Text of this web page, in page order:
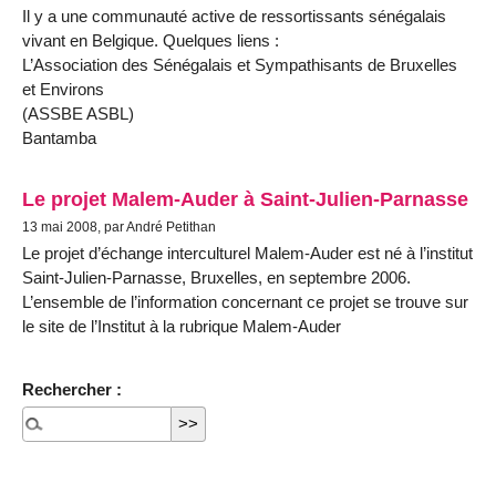
Il y a une communauté active de ressortissants sénégalais
vivant en Belgique. Quelques liens :
L’Association des Sénégalais et Sympathisants de Bruxelles
et Environs
(ASSBE ASBL)
Bantamba
Le projet Malem-Auder à Saint-Julien-Parnasse
13 mai 2008, par André Petithan
Le projet d’échange interculturel Malem-Auder est né à l’institut
Saint-Julien-Parnasse, Bruxelles, en septembre 2006.
L’ensemble de l’information concernant ce projet se trouve sur
le site de l’Institut à la rubrique Malem-Auder
Rechercher :